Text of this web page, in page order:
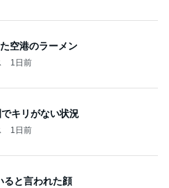
空港のラーメン
1日前
キリがない状況
1日前
ると言われた顔